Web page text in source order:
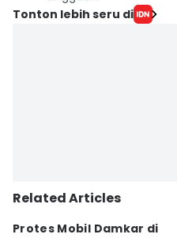
Tonton lebih seru di
Related Articles
Protes Mobil Damkar di